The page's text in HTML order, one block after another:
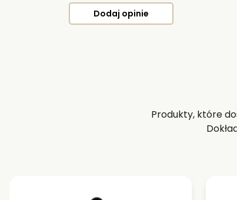
Dodaj opinie
Produkty, które